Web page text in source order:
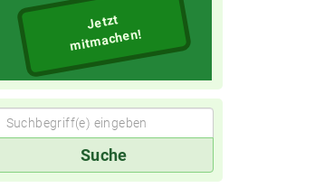
Jetzt
mitmachen!
Suchbegriff(e)Suche